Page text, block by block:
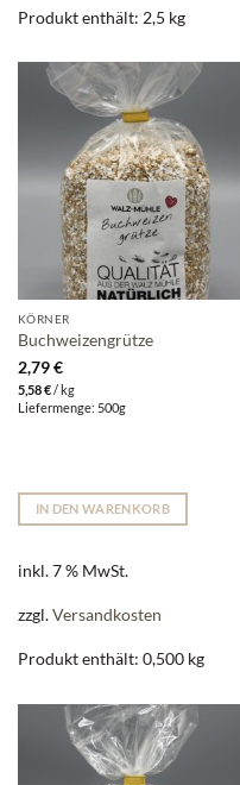
Produkt enthält: 2,5 kg
KÖRNER
Buchweizengrütze
2,79€
5,58€/ kg
Liefermenge: 500g
IN DEN WARENKORB
inkl. 7 % MwSt.
zzgl.Versandkosten
Produkt enthält: 0,500 kg